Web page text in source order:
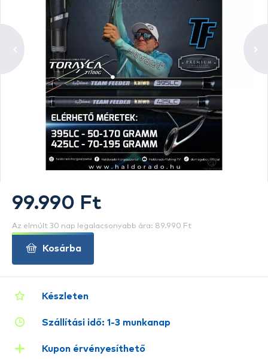
Készleten
Szállítási idő: 1-3 munkanap
Kupon érvényesíthető
99.990 Ft
Az elmúlt 30 nap legalacsonyabb ára: 89.990 Ft
Kosárba